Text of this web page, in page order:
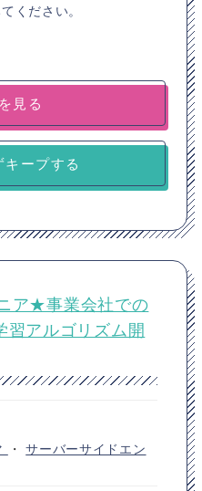
ください。
見る
キープする
ア★事業会社での
習アルゴリズム開
・サーバーサイドエン